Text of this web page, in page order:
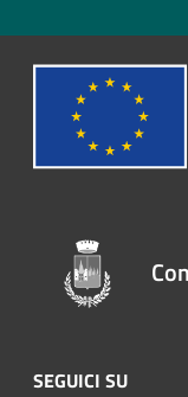
SEGUICI SU